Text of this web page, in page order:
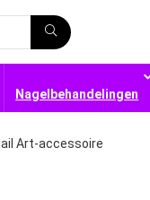
Nagelbehandelingen
Art-accessoire